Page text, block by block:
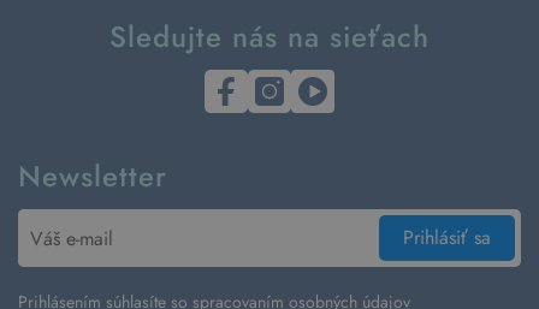
Sledujte nás na sieťach
Newsletter
Prihlásiť sa
Prihlásením súhlasíte so spracovaním osobných údajov